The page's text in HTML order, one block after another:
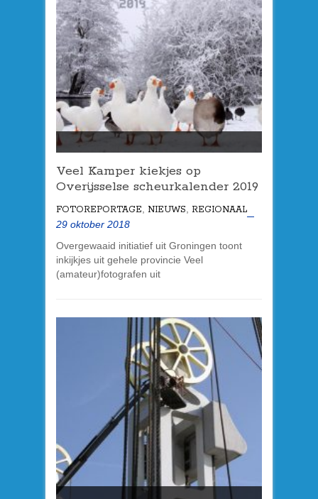
Veel Kamper kiekjes op
Overijsselse scheurkalender 2019
FOTOREPORTAGE, NIEUWS, REGIONAAL
29 oktober 2018
Overgewaaid initiatief uit Groningen toont
inkijkjes uit gehele provincie Veel
(amateur)fotografen uit